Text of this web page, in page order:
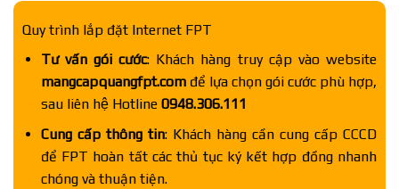
Quy trình lắp đặt Internet FPT
Tư vấn gói cước: Khách hàng truy cập vào website
mangcapquangfpt.comđể lựa chọn gói cước phù hợp,
sau liên hệ Hotline 0948.306.111
Cung cấp thông tin: Khách hàng cần cung cấp CCCD
để FPT hoàn tất các thủ tục ký kết hợp đồng nhanh
chóng và thuận tiện.